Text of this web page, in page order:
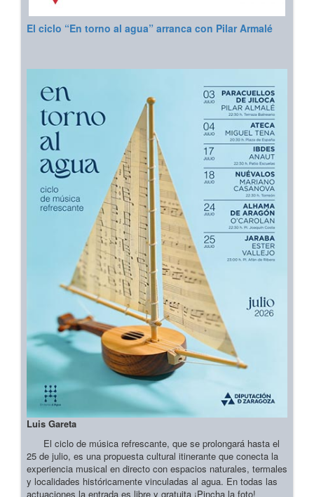
El ciclo “En torno al agua” arranca con Pilar Armalé
Luis Gareta
El ciclo de música refrescante, que se prolongará hasta el
25 de julio, es una propuesta cultural itinerante que conecta la
experiencia musical en directo con espacios naturales, termales
y localidades históricamente vinculadas al agua. En todas las
actuaciones la entrada es libre y gratuita ¡Pincha la foto!